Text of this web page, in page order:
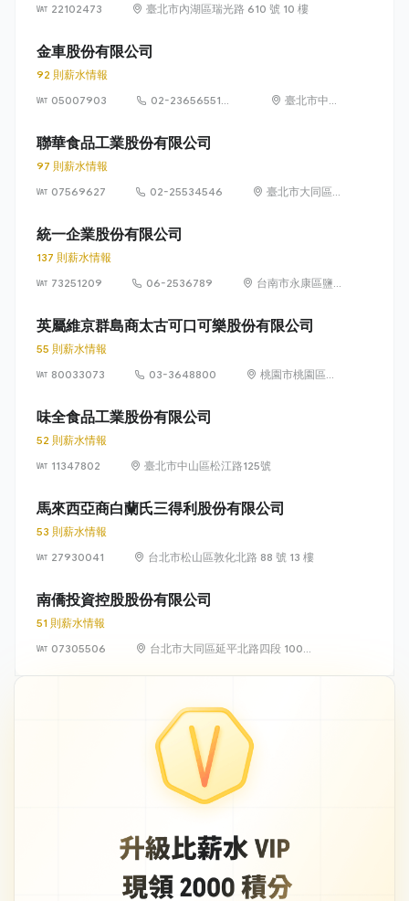
22102473
臺北市內湖區瑞光路 610 號 10 樓
金車股份有限公司
92 則薪水情報
05007903
02-23656551
臺北市中正
聯華食品工業股份有限公司
97 則薪水情報
07569627
02-25534546
臺北市大同區迪
統一企業股份有限公司
137 則薪水情報
73251209
06-2536789
台南市永康區鹽
英屬維京群島商太古可口可樂股份有限公司
55 則薪水情報
80033073
03-3648800
桃園市桃園區興
味全食品工業股份有限公司
52 則薪水情報
11347802
臺北市中山區松江路125號
馬來西亞商白蘭氏三得利股份有限公司
53 則薪水情報
27930041
台北市松山區敦化北路 88 號 13 樓
南僑投資控股股份有限公司
51 則薪水情報
07305506
台北市大同區延平北路四段 100